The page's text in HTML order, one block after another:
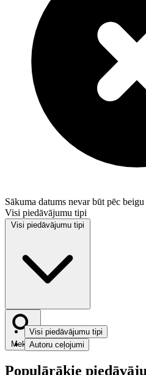
Sākuma datums nevar būt pēc
Visi piedāvājumu tipi
Visi piedāvājumu tipi
Visi piedāvājumu tipi
Autoru ceļojumi
Meklēt
Populārākie